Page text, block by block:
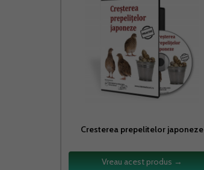
Cresterea prepelitelor japoneze
Vreau acest produs →